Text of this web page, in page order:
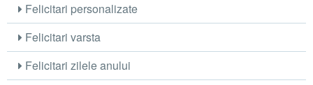
Felicitari personalizate
Felicitari varsta
Felicitari zilele anului